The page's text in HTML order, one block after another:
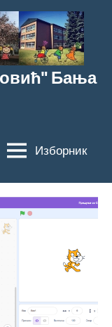
Бања
Изборник